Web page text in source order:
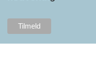
som både er